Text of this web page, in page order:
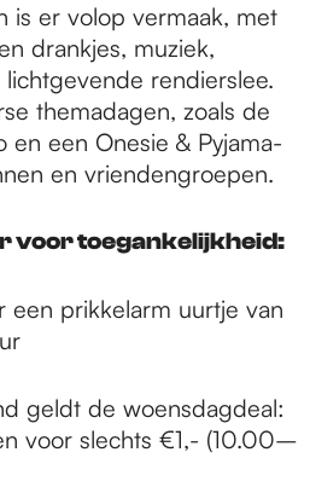
is er volop vermaak, met
drankjes, muziek,
rendierslee.
themadagen, zoals de
een Onesie & Pyjama-
en vriendengroepen.
voor toegankelijkheid:
een prikkelarm uurtje van
geldt de woensdagdeal:
voor slechts €1,- (10.00–